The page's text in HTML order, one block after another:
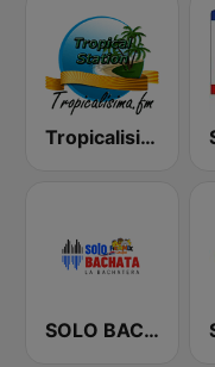
Tropicalisima.fm - Tropical
SOLO BACHATA